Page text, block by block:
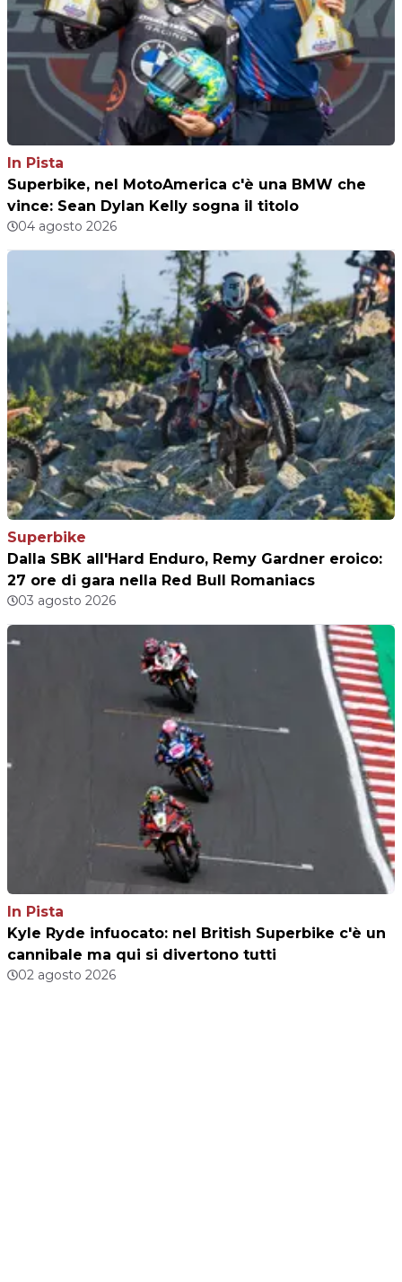
In Pista
Superbike, nel MotoAmerica c'è una BMW che
vince: Sean Dylan Kelly sogna il titolo
04 agosto 2026
Superbike
Dalla SBK all'Hard Enduro, Remy Gardner eroico:
27 ore di gara nella Red Bull Romaniacs
03 agosto 2026
In Pista
Kyle Ryde infuocato: nel British Superbike c'è un
cannibale ma qui si divertono tutti
02 agosto 2026